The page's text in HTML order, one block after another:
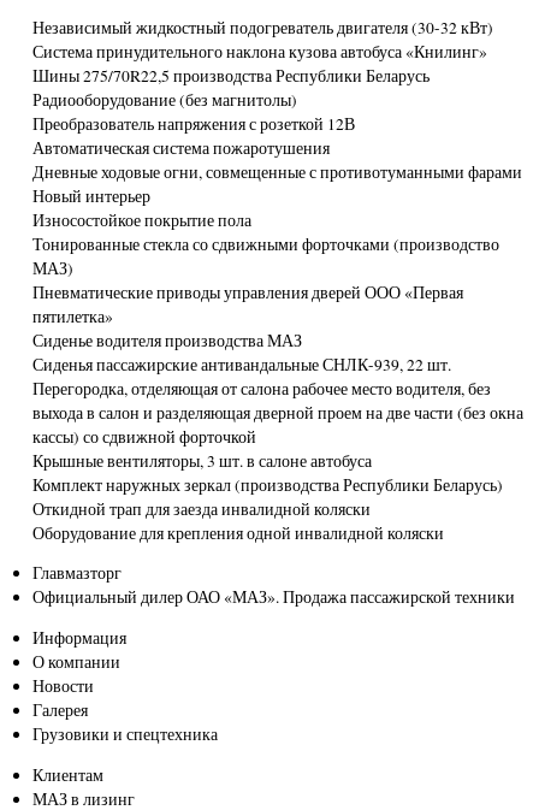
Независимый жидкостный подогреватель двигателя (30-32 кВт)
Система принудительного наклона кузова автобуса «Книлинг»
Шины 275/70R22,5 производства Республики Беларусь
Радиооборудование (без магнитолы)
Преобразователь напряжения с розеткой 12В
Автоматическая система пожаротушения
Дневные ходовые огни, совмещенные с противотуманными фарами
Новый интерьер
Износостойкое покрытие пола
Тонированные стекла со сдвижными форточками (производство
МАЗ)
Пневматические приводы управления дверей ООО «Первая
пятилетка»
Сиденье водителя производства МАЗ
Сиденья пассажирские антивандальные СНЛК-939, 22 шт.
Перегородка, отделяющая от салона рабочее место водителя, без
выхода в салон и разделяющая дверной проем на две части (без окна
кассы) со сдвижной форточкой
Крышные вентиляторы, 3 шт. в салоне автобуса
Комплект наружных зеркал (производства Республики Беларусь)
Откидной трап для заезда инвалидной коляски
Оборудование для крепления одной инвалидной коляски
Главмазторг
Официальный дилер ОАО «МАЗ». Продажа пассажирской техники
Информация
О компании
Новости
Галерея
Грузовики и спецтехника
Клиентам
МАЗ в лизинг